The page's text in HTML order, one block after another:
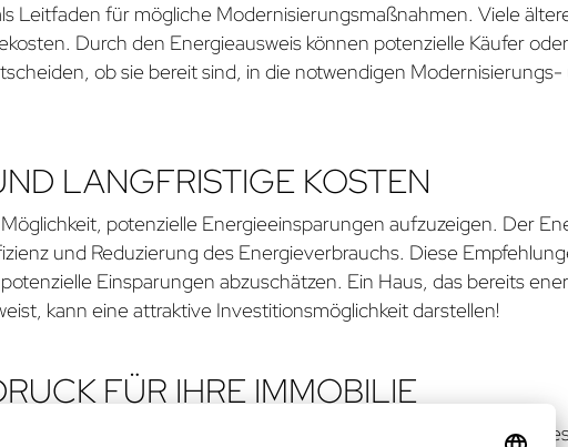
Leitfaden für mögliche Modernisierungsmaßnahmen. Viele
Durch den Energieausweis können potenzielle Käufer oder
ob sie bereit sind, in die notwendigen
LANGFRISTIGE KOSTEN
potenzielle Energieeinsparungen aufzuzeigen. Der
und Reduzierung des Energieverbrauchs. Diese
Einsparungen abzuschätzen. Ein Haus, das bereits
kann eine attraktive Investitionsmöglichkeit darstellen!
FÜR IHRE IMMOBILIE
auch Einfluss auf den ökologischen Fußabdruck